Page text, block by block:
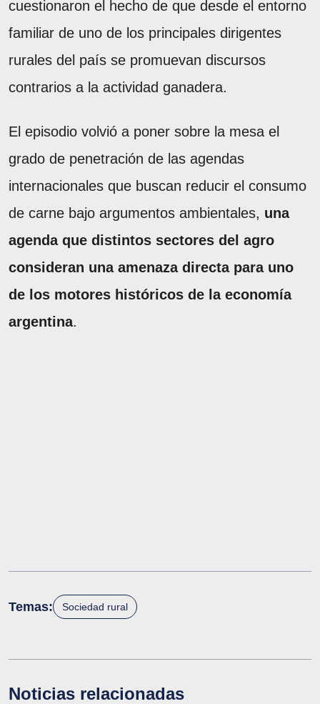
cuestionaron el hecho de que desde el entorno
familiar de uno de los principales dirigentes
rurales del país se promuevan discursos
contrarios a la actividad ganadera.
El episodio volvió a poner sobre la mesa el
grado de penetración de las agendas
internacionales que buscan reducir el consumo
de carne bajo argumentos ambientales, una
agenda que distintos sectores del agro
consideran una amenaza directa para uno
de los motores históricos de la economía
argentina.
Temas: Sociedad rural
Noticias relacionadas